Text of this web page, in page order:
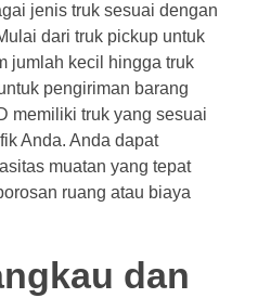
jenis truk sesuai dengan
dari truk pickup untuk
jumlah kecil hingga truk
pengiriman barang
memiliki truk yang sesuai
Anda. Anda dapat
muatan yang tepat
ruang atau biaya
dan